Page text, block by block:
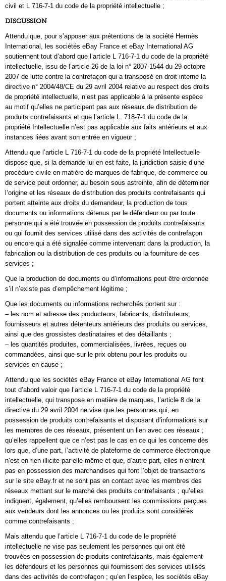
civil et L 716-7-1 du code de la propriété intellectuelle ;
DISCUSSION
Attendu que, pour s’apposer aux prétentions de la société Hermès
International, les sociétés eBay France et eBay International AG
soutiennent tout d’abord que l’article L 716-7-1 du code de la propriété
intellectuelle, issu de l’article 26 de la loi n° 2007-1544 du 29 octobre
2007 de lutte contre la contrefaçon qui a transposé en droit interne la
directive n° 2004/48/CE du 29 avril 2004 relative au respect des droits
de propriété intellectuelle, n’est pas applicable à la présente espèce
au motif qu’elles ne participent pas aux réseaux de distribution de
produits contrefaisants et que l’article L. 718-7-1 du code de la
propriété Intellectuelle n’est pas applicable aux faits antérieurs et aux
instances liées avant son entrée en vigueur ;
Attendu que l’article L 716-7-1 du code de la propriété Intellectuelle
dispose que, si la demande lui en est faite, la juridiction saisie d’une
procédure civile en matière de marques de fabrique, de commerce ou
de service peut ordonner, au besoin sous astreinte, afin de déterminer
l’origine et les réseaux de distribution des produits contrefaisants qui
portent atteinte aux droits du demandeur, la production de tous
documents ou informations détenus par le défendeur ou par toute
personne qui a été trouvée en possession de produits contrefaisants
ou qui fournit des services utilisé dans des activités de contrefaçon
ou encore qui a été signalée comme intervenant dans la production, la
fabrication ou la distribution de ces produits ou la fourniture de ces
services ;
Que la production de documents ou d’informations peut être ordonnée
s’il n’existe pas d’empêchement légitime ;
Que les documents ou informations recherchés portent sur :
– les nom et adresse des producteurs, fabricants, distributeurs,
fournisseurs et autres détenteurs antérieurs des produits ou services,
ainsi que des grossistes destinataires et des détaillants ;
– les quantités produites, commercialisées, livrées, reçues ou
commandées, ainsi que sur le prix obtenu pour les produits ou
services en cause ;
Attendu que les sociétés eBay France et eBay International AG font
tout d’abord valoir que l’article L 716-7-1 du code de la propriété
intellectuelle, qui transpose en matière de marques, l’article 8 de la
directive du 29 avril 2004 ne vise que les personnes qui, en
possession de produits contrefaisants et disposant d’informations sur
les membres de ces réseaux, présentent un lien avec ces réseaux ;
qu’elles rappellent que ce n’est pas le cas en ce qui les concerne dès
lors que, d’une part, l’activité de plateforme de commerce électronique
n’est en rien illicite par elle-même et que, d’autre part, elles n’entrent
pas en possession des marchandises qui font l’objet de transactions
sur le site eBay.fr et ne sont pas en contact avec les membres des
réseaux mettant sur le marché des produits contrefaisants ; qu’elles
indiquent, également, qu’elles remboursent les commissions perçues
aux vendeurs dont les annonces ou les produits sont considérés
comme contrefaisants ;
Mais attendu que l’article L 716-7-1 du code de le propriété
intellectuelle ne vise pas seulement les personnes qui ont été
trouvées en possession de produits contrefaisants, mais également
les défendeurs et les personnes qui fournissent des services utilisés
dans des activités de contrefaçon ; qu’en l’espèce, les sociétés eBay